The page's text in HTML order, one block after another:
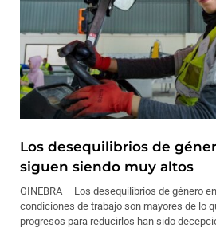
Los desequilibrios de
siguen siendo muy altos
GINEBRA – Los desequilibrios de género
condiciones de trabajo son mayores de lo
progresos para reducirlos han sido